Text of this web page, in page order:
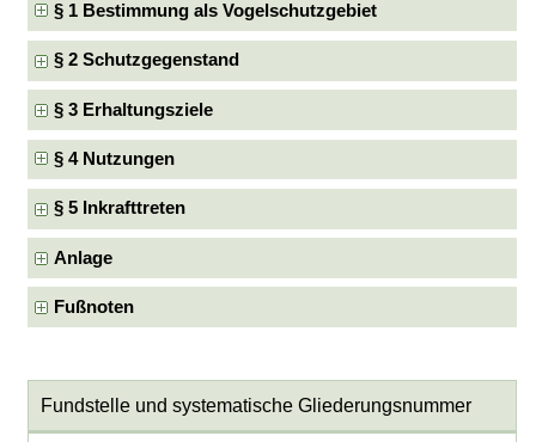
§ 1 Bestimmung als Vogelschutzgebiet
§ 2 Schutzgegenstand
§ 3 Erhaltungsziele
§ 4 Nutzungen
§ 5 Inkrafttreten
Anlage
Fußnoten
Fundstelle und systematische Gliederungsnummer